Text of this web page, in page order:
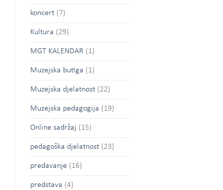
koncert(7)
Kultura (29)
MGT KALENDAR (1)
Muzejska butiga (1)
Muzejska djelatnost(22)
Muzejska pedagogija (19)
Online sadržaj (15)
pedagoška djelatnost(23)
predavanje (16)
predstava (4)